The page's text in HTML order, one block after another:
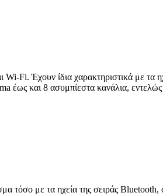
Wi-Fi. Έχουν ίδια χαρακτηριστικά με
έως και 8 ασυμπίεστα κανάλια,
τόσο με τα ηχεία της σειράς